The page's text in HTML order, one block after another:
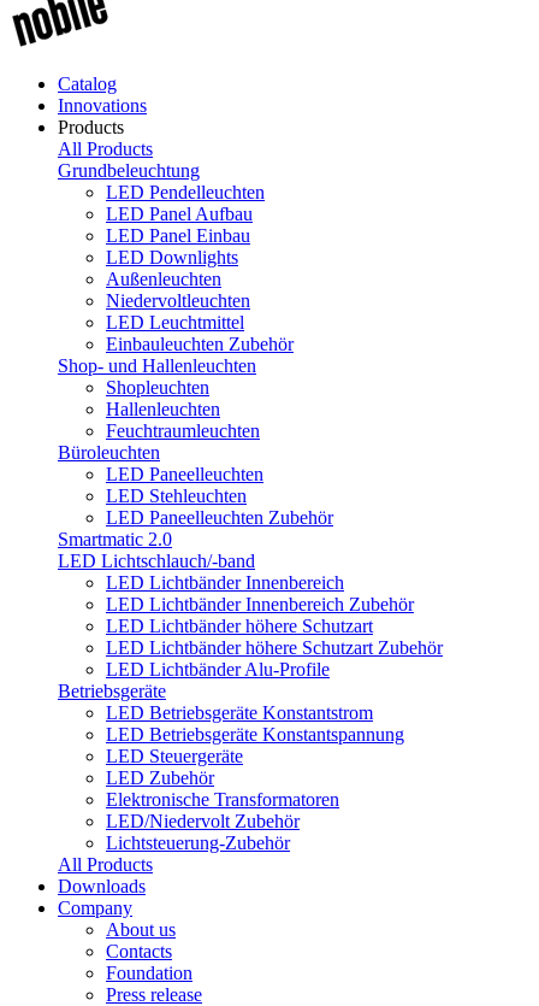
Catalog
Innovations
Products
All Products
Grundbeleuchtung
LED Pendelleuchten
LED Panel Aufbau
LED Panel Einbau
LED Downlights
Außenleuchten
Niedervoltleuchten
LED Leuchtmittel
Einbauleuchten Zubehör
Shop- und Hallenleuchten
Shopleuchten
Hallenleuchten
Feuchtraumleuchten
Büroleuchten
LED Paneelleuchten
LED Stehleuchten
LED Paneelleuchten Zubehör
Smartmatic 2.0
LED Lichtschlauch/-band
LED Lichtbänder Innenbereich
LED Lichtbänder Innenbereich Zubehör
LED Lichtbänder höhere Schutzart
LED Lichtbänder höhere Schutzart Zubehör
LED Lichtbänder Alu-Profile
Betriebsgeräte
LED Betriebsgeräte Konstantstrom
LED Betriebsgeräte Konstantspannung
LED Steuergeräte
LED Zubehör
Elektronische Transformatoren
LED/Niedervolt Zubehör
Lichtsteuerung-Zubehör
All Products
Downloads
Company
About us
Contacts
Foundation
Press release